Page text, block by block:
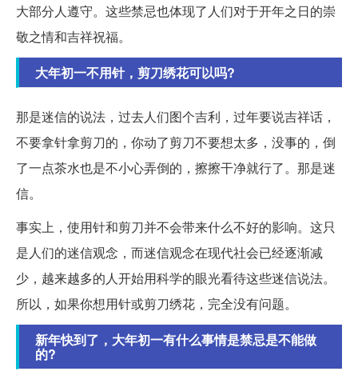
大部分人遵守。这些禁忌也体现了人们对于开年之日的崇
敬之情和吉祥祝福。
大年初一不用针，剪刀绣花可以吗?
那是迷信的说法，过去人们图个吉利，过年要说吉祥话，
不要拿针拿剪刀的，你动了剪刀不要想太多，没事的，倒
了一点茶水也是不小心弄倒的，擦擦干净就行了。那是迷
信。
事实上，使用针和剪刀并不会带来什么不好的影响。这只
是人们的迷信观念，而迷信观念在现代社会已经逐渐减
少，越来越多的人开始用科学的眼光看待这些迷信说法。
所以，如果你想用针或剪刀绣花，完全没有问题。
新年快到了，大年初一有什么事情是禁忌是不能做
的?